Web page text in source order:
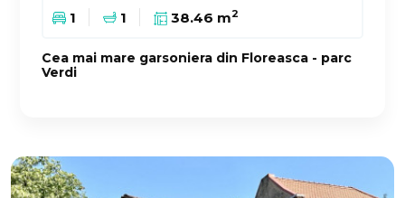
1 1 38.46 m2
Cea mai mare garsoniera din Floreasca - parc
Verdi